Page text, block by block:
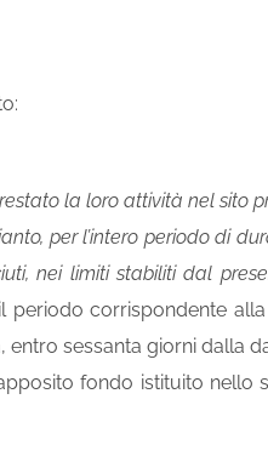
la loro attività nel sito
per l’intero periodo di
nei limiti stabiliti dal
periodo corrispondente
entro sessanta giorni dalla
fondo istituito nello